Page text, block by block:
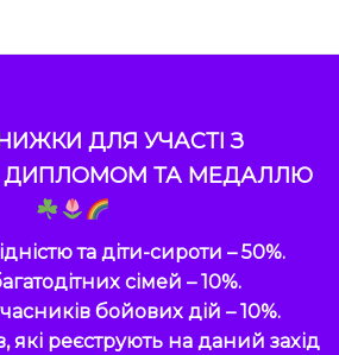
ДЛЯ УЧАСТІ З
ДИПЛОМОМ ТА МЕДАЛЛЮ
та діти-сироти – 50%.
сімей – 10%.
бойових дій – 10%.
які реєструють на даний захід